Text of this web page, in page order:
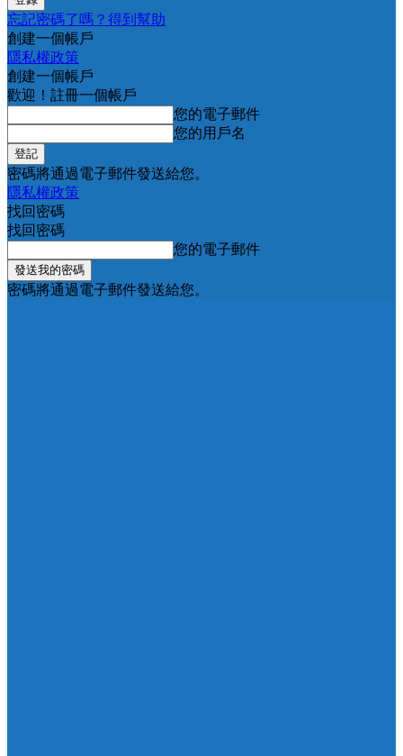
忘記密碼了嗎？得到幫助
創建一個帳戶
隱私權政策
創建一個帳戶
歡迎！註冊一個帳戶
您的電子郵件
您的用戶名
密碼將通過電子郵件發送給您。
隱私權政策
找回密碼
找回密碼
您的電子郵件
密碼將通過電子郵件發送給您。